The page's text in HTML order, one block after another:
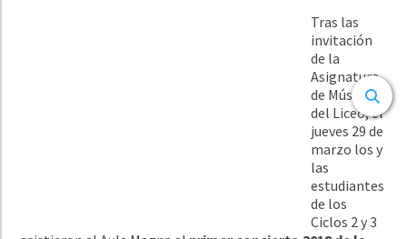
Tras las
invitación
de la
Asignatura
de Música
del Liceo, el
jueves 29 de
marzo los y
las
estudiantes
de los
Ciclos 2 y 3